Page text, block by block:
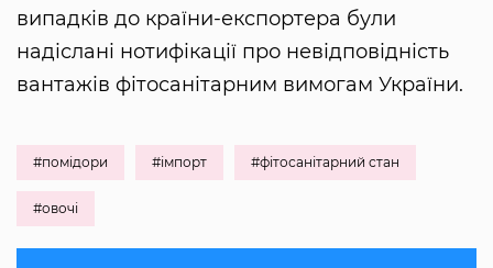
випадків до країни-експортера були
надіслані нотифікації про невідповідність
вантажів фітосанітарним вимогам України.
#помідори #імпорт #фітосанітарний стан
#овочі